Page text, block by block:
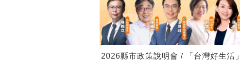
2026縣市政策說明會 / 「台灣好生活」